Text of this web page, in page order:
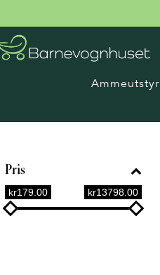
Ammeutstyr
Pris
kr179.00 kr13798.00